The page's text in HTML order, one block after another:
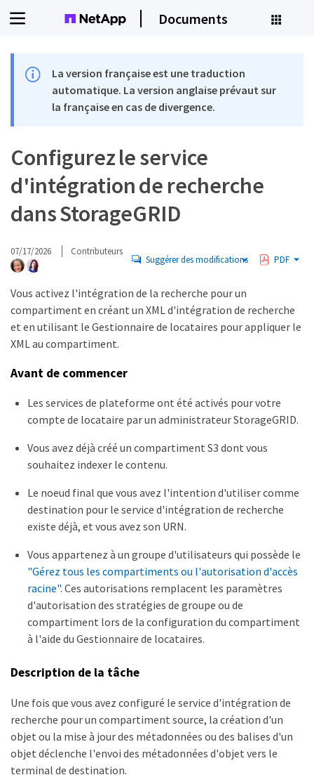
Documents
La version française est une traduction
automatique. La version anglaise prévaut sur
la française en cas de divergence.
Configurez le service
d'intégration de recherche
dans StorageGRID
07/17/2026 Contributeurs
Suggérer des modifications PDF
Vous activez l'intégration de la recherche pour un
compartiment en créant un XML d'intégration de recherche
et en utilisant le Gestionnaire de locataires pour appliquer le
XML au compartiment.
Avant de commencer
Les services de plateforme ont été activés pour votre
compte de locataire par un administrateur StorageGRID.
Vous avez déjà créé un compartiment S3 dont vous
souhaitez indexer le contenu.
Le noeud final que vous avez l'intention d'utiliser comme
destination pour le service d'intégration de recherche
existe déjà, et vous avez son URN.
Vous appartenez à un groupe d'utilisateurs qui possède le
"Gérez tous les compartiments ou l'autorisation d'accès
racine". Ces autorisations remplacent les paramètres
d'autorisation des stratégies de groupe ou de
compartiment lors de la configuration du compartiment
à l'aide du Gestionnaire de locataires.
Description de la tâche
Une fois que vous avez configuré le service d'intégration de
recherche pour un compartiment source, la création d'un
objet ou la mise à jour des métadonnées ou des balises d'un
objet déclenche l'envoi des métadonnées d'objet vers le
terminal de destination.